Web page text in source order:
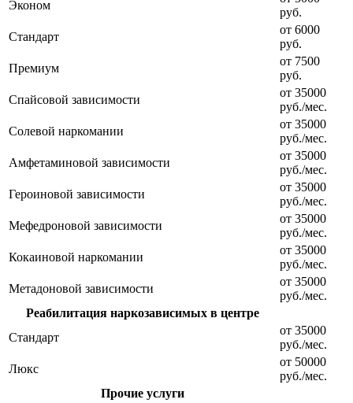
Эконом
руб.
Стандарт
от 6000
руб.
Премиум
от 7500
руб.
Спайсовой зависимости
от 35000
руб./мес.
Солевой наркомании
от 35000
руб./мес.
Амфетаминовой зависимости
от 35000
руб./мес.
Героиновой зависимости
от 35000
руб./мес.
Мефедроновой зависимости
от 35000
руб./мес.
Кокаиновой наркомании
от 35000
руб./мес.
Метадоновой зависимости
от 35000
руб./мес.
Реабилитация наркозависимых в центре
Стандарт
от 35000
руб./мес.
Люкс
от 50000
руб./мес.
Прочие услуги